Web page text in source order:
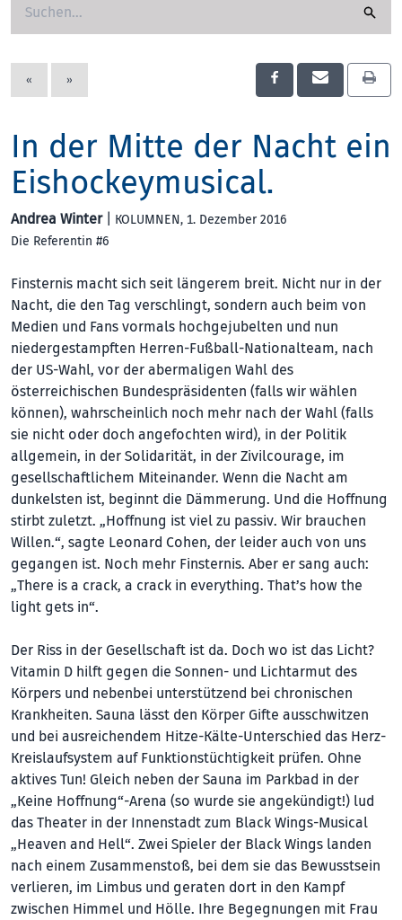
« »
In der Mitte der Nacht ein
Eishockeymusical.
Andrea Winter| KOLUMNEN, 1. Dezember 2016
Die Referentin #6
Finsternis macht sich seit längerem breit. Nicht nur in der
Nacht, die den Tag verschlingt, sondern auch beim von
Medien und Fans vormals hochgejubelten und nun
niedergestampften Herren-Fußball-Nationalteam, nach
der US-Wahl, vor der abermaligen Wahl des
österreichischen Bundespräsidenten (falls wir wählen
können), wahrscheinlich noch mehr nach der Wahl (falls
sie nicht oder doch angefochten wird), in der Politik
allgemein, in der Solidarität, in der Zivilcourage, im
gesellschaftlichem Miteinander. Wenn die Nacht am
dunkelsten ist, beginnt die Dämmerung. Und die Hoffnung
stirbt zuletzt. „Hoffnung ist viel zu passiv. Wir brauchen
Willen.“, sagte Leonard Cohen, der leider auch von uns
gegangen ist. Noch mehr Finsternis. Aber er sang auch:
„There is a crack, a crack in everything. That’s how the
light gets in“.
Der Riss in der Gesellschaft ist da. Doch wo ist das Licht?
Vitamin D hilft gegen die Sonnen- und Lichtarmut des
Körpers und nebenbei unterstützend bei chronischen
Krankheiten. Sauna lässt den Körper Gifte ausschwitzen
und bei ausreichendem Hitze-Kälte-Unterschied das Herz-
Kreislaufsystem auf Funktionstüchtigkeit prüfen. Ohne
aktives Tun! Gleich neben der Sauna im Parkbad in der
„Keine Hoffnung“-Arena (so wurde sie angekündigt!) lud
das Theater in der Innenstadt zum Black Wings-Musical
„Heaven and Hell“. Zwei Spieler der Black Wings landen
nach einem Zusammenstoß, bei dem sie das Bewusstsein
verlieren, im Limbus und geraten dort in den Kampf
zwischen Himmel und Hölle. Ihre Begegnungen mit Frau